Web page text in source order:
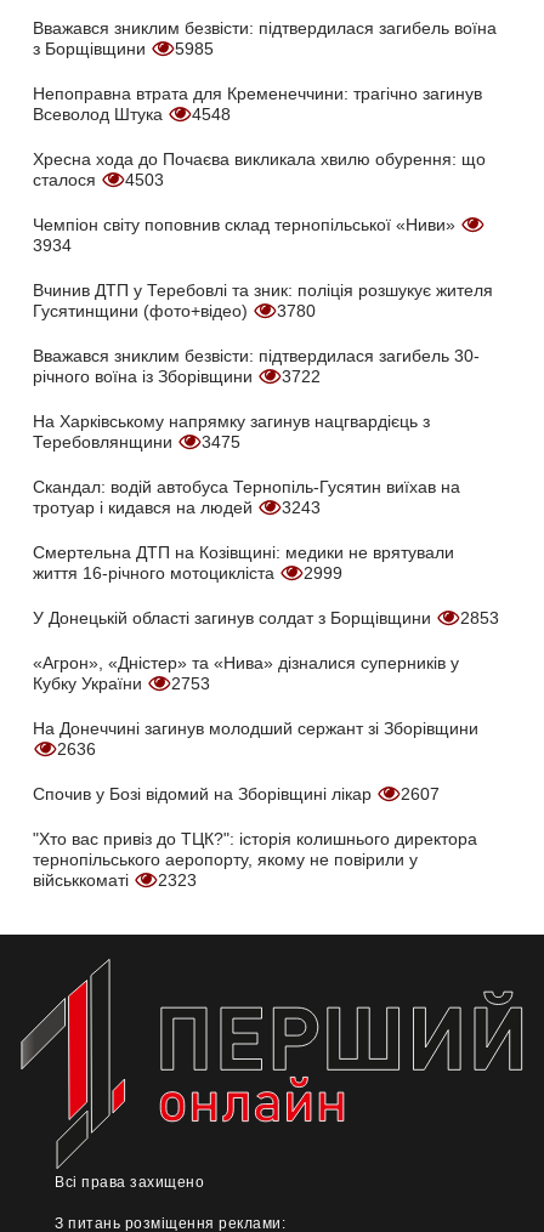
Вважався зниклим безвісти: підтвердилася загибель воїна
з Борщівщини
5985
Непоправна втрата для Кременеччини: трагічно загинув
Всеволод Штука
4548
Хресна хода до Почаєва викликала хвилю обурення: що
сталося
4503
Чемпіон світу поповнив склад тернопільської «Ниви»
3934
Вчинив ДТП у Теребовлі та зник: поліція розшукує жителя
Гусятинщини (фото+відео)
3780
Вважався зниклим безвісти: підтвердилася загибель 30-
річного воїна із Зборівщини
3722
На Харківському напрямку загинув нацгвардієць з
Теребовлянщини
3475
Скандал: водій автобуса Тернопіль-Гусятин виїхав на
тротуар і кидався на людей
3243
Смертельна ДТП на Козівщині: медики не врятували
життя 16-річного мотоцикліста
2999
У Донецькій області загинув солдат з Борщівщини 2853
«Агрон», «Дністер» та «Нива» дізналися суперників у
Кубку України
2753
На Донеччині загинув молодший сержант зі Зборівщини
2636
Спочив у Бозі відомий на Зборівщині лікар 2607
"Хто вас привіз до ТЦК?": історія колишнього директора
тернопільського аеропорту, якому не повірили у
військкоматі
2323
Всі права захищено
З питань розміщення реклами: